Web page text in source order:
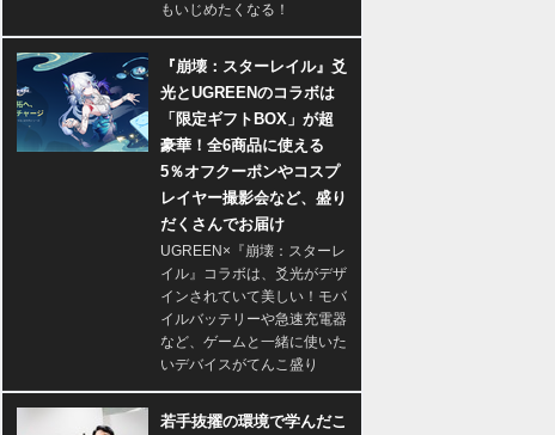
もいじめたくなる！
『崩壊：スターレイル』爻
光とUGREENのコラボは
「限定ギフトBOX」が超
豪華！全6商品に使える
5％オフクーポンやコスプ
レイヤー撮影会など、盛り
だくさんでお届け
UGREEN×『崩壊：スターレ
イル』コラボは、爻光がデザ
インされていて美しい！モバ
イルバッテリーや急速充電器
など、ゲームと一緒に使いた
いデバイスがてんこ盛り
若手抜擢の環境で学んだこ